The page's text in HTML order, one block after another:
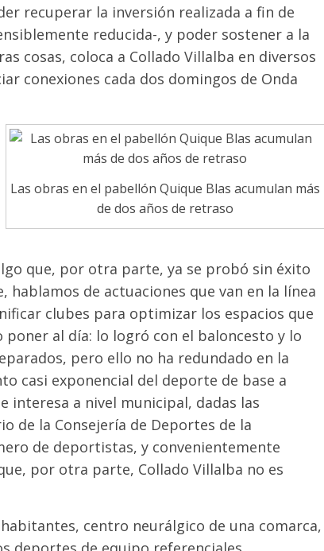
recuperar la inversión realizada a fin de
reducida-, y poder sostener a la
cosas, coloca a Collado Villalba en diversos
conexiones cada dos domingos de Onda
Las obras en el pabellón Quique Blas acumulan más
de dos años de retraso
que, por otra parte, ya se probó sin éxito
hablamos de actuaciones que van en la línea
clubes para optimizar los espacios que
al día: lo logró con el baloncesto y lo
pero ello no ha redundado en la
casi exponencial del deporte de base a
interesa a nivel municipal, dadas las
de la Consejería de Deportes de la
de deportistas, y convenientemente
por otra parte, Collado Villalba no es
centro neurálgico de una comarca,